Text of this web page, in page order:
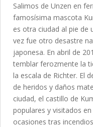
Salimos de Unzen en
famosísima mascota
es otra ciudad al pie de
vez fue otro desastre
japonesa. En abril de
temblar ferozmente la
la escala de Richter. El
de heridos y daños
ciudad, el castillo de
populares y visitados
ocasiones tras